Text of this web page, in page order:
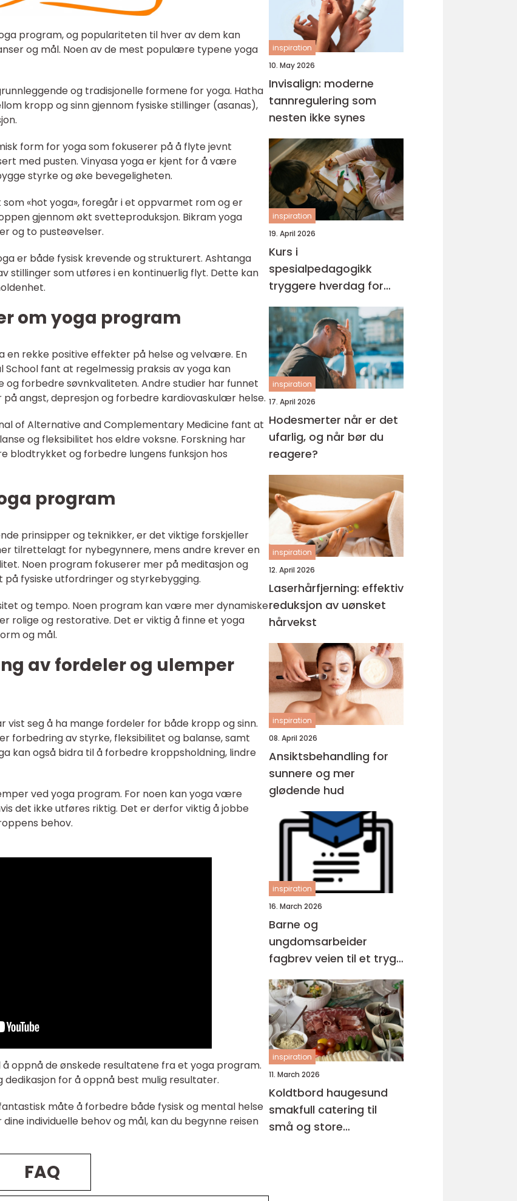
program, og populariteten til hver av dem kan
og mål. Noen av de mest populære typene yoga
og tradisjonelle formene for yoga. Hatha
kropp og sinn gjennom fysiske stillinger (asanas),
form for yoga som fokuserer på å flyte jevnt
med pusten. Vinyasa yoga er kjent for å være
styrke og øke bevegeligheten.
som «hot yoga», foregår i et oppvarmet rom og er
gjennom økt svetteproduksjon. Bikram yoga
og to pusteøvelser.
er både fysisk krevende og strukturert. Ashtanga
stillinger som utføres i en kontinuerlig flyt. Dette kan
om yoga program
en rekke positive effekter på helse og velvære. En
fant at regelmessig praksis av yoga kan
og forbedre søvnkvaliteten. Andre studier har funnet
angst, depresjon og forbedre kardiovaskulær helse.
of Alternative and Complementary Medicine fant at
og fleksibilitet hos eldre voksne. Forskning har
blodtrykket og forbedre lungens funksjon hos
program
prinsipper og teknikker, er det viktige forskjeller
tilrettelagt for nybegynnere, mens andre krever en
Noen program fokuserer mer på meditasjon og
fysiske utfordringer og styrkebygging.
og tempo. Noen program kan være mer dynamiske
rolige og restorative. Det er viktig å finne et yoga
og mål.
av fordeler og ulemper
vist seg å ha mange fordeler for både kropp og sinn.
forbedring av styrke, fleksibilitet og balanse, samt
kan også bidra til å forbedre kroppsholdning, lindre
ved yoga program. For noen kan yoga være
det ikke utføres riktig. Det er derfor viktig å jobbe
behov.
oppnå de ønskede resultatene fra et yoga program.
for å oppnå best mulig resultater.
måte å forbedre både fysisk og mental helse
individuelle behov og mål, kan du begynne reisen
FAQ
inspiration
10. May 2026
Invisalign: moderne
tannregulering som
nesten ikke synes
inspiration
19. April 2026
Kurs i
spesialpedagogikk
tryggere hverdag for
barn med ekstra behov
inspiration
17. April 2026
Hodesmerter når er det
ufarlig, og når bør du
reagere?
inspiration
12. April 2026
Laserhårfjerning: effektiv
reduksjon av uønsket
hårvekst
inspiration
08. April 2026
Ansiktsbehandling for
sunnere og mer
glødende hud
inspiration
16. March 2026
Barne og
ungdomsarbeider
fagbrev veien til et trygt
og meningsfullt yrke
inspiration
11. March 2026
Koldtbord haugesund
smakfull catering til
små og store